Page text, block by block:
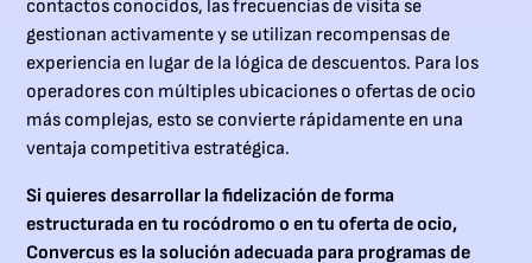
contactos conocidos, las frecuencias de visita se
gestionan activamente y se utilizan recompensas de
experiencia en lugar de la lógica de descuentos. Para los
operadores con múltiples ubicaciones o ofertas de ocio
más complejas, esto se convierte rápidamente en una
ventaja competitiva estratégica.
Si quieres desarrollar la fidelización de forma
estructurada en tu rocódromo o en tu oferta de ocio,
Convercus es la solución adecuada para programas de